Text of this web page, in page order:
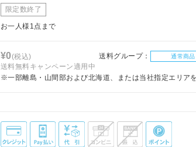
限定数終了
お一人様1点まで
¥0(税込) 送料グループ： 通常商品
送料無料キャンペーン適用中
※一部離島・山間部および北海道、または当社指定エリア